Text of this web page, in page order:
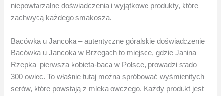
niepowtarzalne doświadczenia i wyjątkowe produkty, które
zachwycą każdego smakosza.
Bacówka u Jancoka – autentyczne góralskie doświadczenie
Bacówka u Jancoka w Brzegach to miejsce, gdzie Janina
Rzepka, pierwsza kobieta-baca w Polsce, prowadzi stado
300 owiec. To właśnie tutaj można spróbować wyśmienitych
serów, które powstają z mleka owczego. Każdy produkt jest